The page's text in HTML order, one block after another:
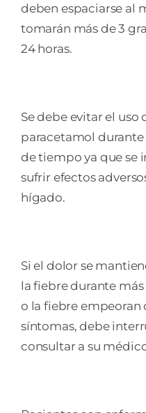
deben espaciarse al
tomarán más de 3
24 horas.
Se debe evitar el uso
paracetamol
de tiempo ya que se
sufrir efectos
hígado.
Si el dolor se
la fiebre durante
o la fiebre empeoran
síntomas, debe
consultar a su